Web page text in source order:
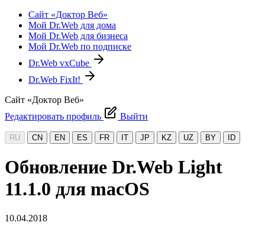
Сайт «Доктор Веб»
Мой Dr.Web для дома
Мой Dr.Web для бизнеса
Мой Dr.Web по подписке
Dr.Web vxCube
Dr.Web FixIt!
Сайт «Доктор Веб»
Редактировать профиль
Выйти
RU CN EN ES FR IT JP KZ UZ BY ID
Обновление Dr.Web Light
11.1.0 для macOS
10.04.2018